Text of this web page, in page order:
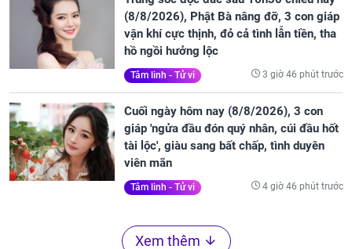
(8/8/2026), Phật Bà nâng đỡ, 3 con giáp
vận khí cực thịnh, đỏ cả tình lẫn tiền, tha
hồ ngồi hưởng lộc
Tâm linh - Tử vi 3 giờ 46 phút trước
Cuối ngày hôm nay (8/8/2026), 3 con
giáp 'ngửa đầu đón quý nhân, cúi đầu hốt
tài lộc', giàu sang bất chấp, tình duyên
viên mãn
Tâm linh - Tử vi 4 giờ 46 phút trước
Xem thêm